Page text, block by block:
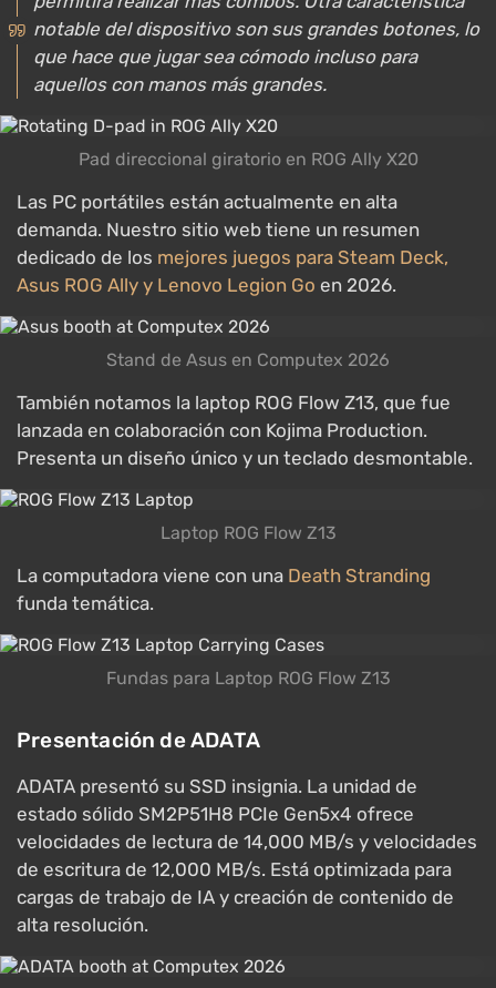
notable del dispositivo son sus grandes botones, lo
que hace que jugar sea cómodo incluso para
aquellos con manos más grandes.
Pad direccional giratorio en ROG Ally X20
Las PC portátiles están actualmente en alta
demanda. Nuestro sitio web tiene un resumen
dedicado de los mejores juegos para Steam Deck,
Asus ROG Ally y Lenovo Legion Go en 2026.
Stand de Asus en Computex 2026
También notamos la laptop ROG Flow Z13, que fue
lanzada en colaboración con Kojima Production.
Presenta un diseño único y un teclado desmontable.
Laptop ROG Flow Z13
La computadora viene con una Death Stranding
funda temática.
Fundas para Laptop ROG Flow Z13
Presentación de ADATA
ADATA presentó su SSD insignia. La unidad de
estado sólido SM2P51H8 PCIe Gen5x4 ofrece
velocidades de lectura de 14,000 MB/s y velocidades
de escritura de 12,000 MB/s. Está optimizada para
cargas de trabajo de IA y creación de contenido de
alta resolución.